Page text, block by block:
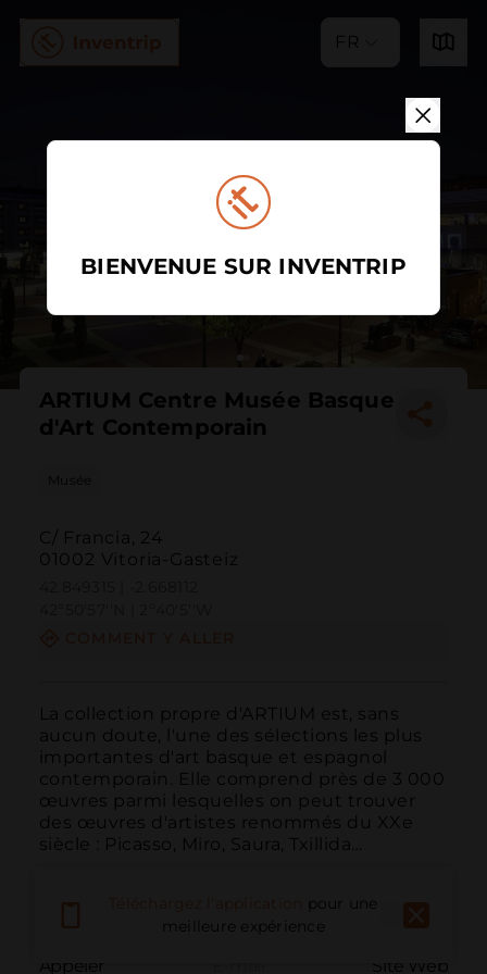
FR
ARTIUM Centre Musée Basque
d'Art Contemporain
Musée
C/ Francia, 24
01002 Vitoria-Gasteiz
La collection propre d'ARTIUM est, sans
aucun doute, l'une des sélections les plus
importantes d'art basque et espagnol
contemporain. Elle comprend près de 3 000
œuvres parmi lesquelles on peut trouver
des œuvres d'artistes renommés du XXe
siècle : Picasso, Miro, Saura, Txillida…
Appeler Site Web
pour une
meilleure expérience
BIENVENUE SUR INVENTRIP